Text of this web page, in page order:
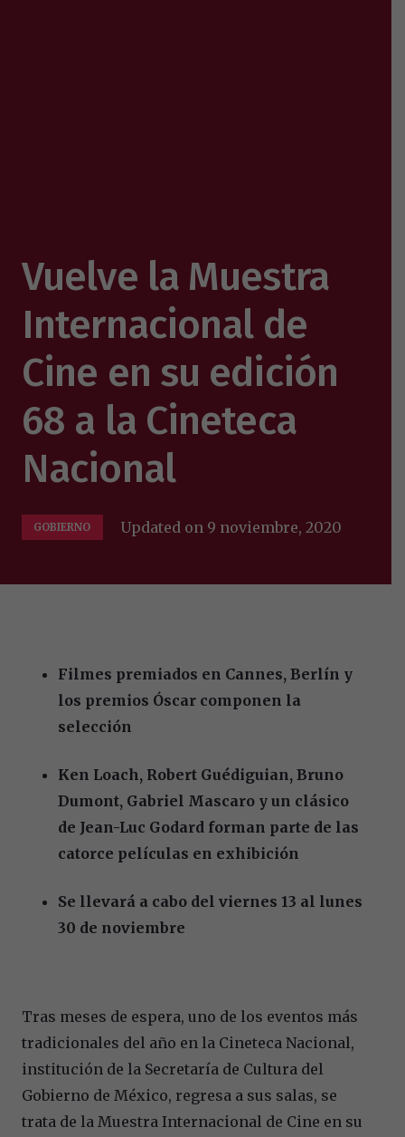
Vuelve la Muestra
Internacional de
Cine en su edición
68 a la Cineteca
Nacional
GOBIERNO Updated on 9 noviembre, 2020
Filmes premiados en Cannes, Berlín y
los premios Óscar componen la
selección
Ken Loach, Robert Guédiguian, Bruno
Dumont, Gabriel Mascaro y un clásico
de Jean-Luc Godard forman parte de las
catorce películas en exhibición
Se llevará a cabo del viernes 13 al lunes
30 de noviembre
Tras meses de espera, uno de los eventos más
tradicionales del año en la Cineteca Nacional,
institución de la Secretaría de Cultura del
Gobierno de México, regresa a sus salas, se
trata de la Muestra Internacional de Cine en su